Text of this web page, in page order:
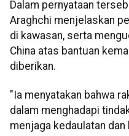
Dalam pernyataan
Araghchi menjelaskan
di kawasan, serta
China atas bantuan
diberikan.
"Ia menyatakan bahwa
dalam menghadapi
menjaga kedaulatan dan